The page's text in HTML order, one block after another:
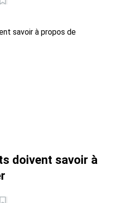
doivent savoir à